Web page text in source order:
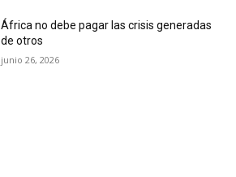
África no debe pagar las crisis generadas
de otros
junio 26, 2026